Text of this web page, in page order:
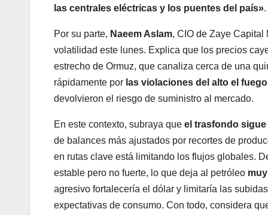
las centrales eléctricas y los puentes del país».
Por su parte, Naeem Aslam, CIO de Zaye Capital
volatilidad este lunes. Explica que los precios
estrecho de Ormuz, que canaliza cerca de una
rápidamente por las violaciones del alto el
devolvieron el riesgo de suministro al mercado.
En este contexto, subraya que el trasfondo
de balances más ajustados por recortes de
en rutas clave está limitando los flujos globales.
estable pero no fuerte, lo que deja al petróleo
agresivo fortalecería el dólar y limitaría las
expectativas de consumo. Con todo, considera